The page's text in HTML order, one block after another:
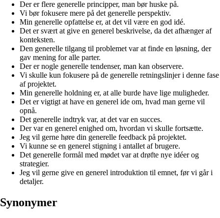
Der er flere generelle principper, man bør huske på.
Vi bør fokusere mere på det generelle perspektiv.
Min generelle opfattelse er, at det vil være en god idé.
Det er svært at give en generel beskrivelse, da det afhænger af
konteksten.
Den generelle tilgang til problemet var at finde en løsning, der
gav mening for alle parter.
Der er nogle generelle tendenser, man kan observere.
Vi skulle kun fokusere på de generelle retningslinjer i denne fase
af projektet.
Min generelle holdning er, at alle burde have lige muligheder.
Det er vigtigt at have en generel ide om, hvad man gerne vil
opnå.
Det generelle indtryk var, at det var en succes.
Der var en generel enighed om, hvordan vi skulle fortsætte.
Jeg vil gerne høre din generelle feedback på projektet.
Vi kunne se en generel stigning i antallet af brugere.
Det generelle formål med mødet var at drøfte nye idéer og
strategier.
Jeg vil gerne give en generel introduktion til emnet, før vi går i
detaljer.
Synonymer